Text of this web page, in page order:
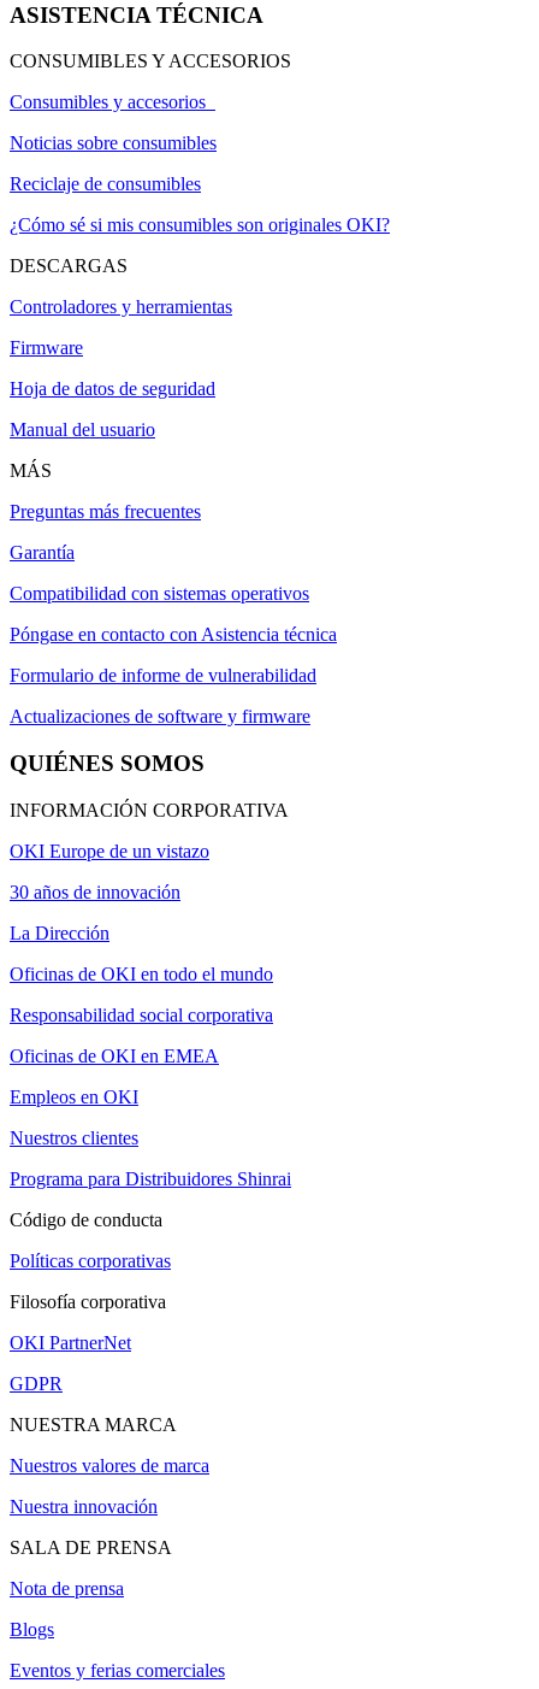
ASISTENCIA TÉCNICA
CONSUMIBLES Y ACCESORIOS
Consumibles y accesorios
Noticias sobre consumibles
Reciclaje de consumibles
¿Cómo sé si mis consumibles son originales OKI?
DESCARGAS
Controladores y herramientas
Firmware
Hoja de datos de seguridad
Manual del usuario
MÁS
Preguntas más frecuentes
Garantía
Compatibilidad con sistemas operativos
Póngase en contacto con Asistencia técnica
Formulario de informe de vulnerabilidad
Actualizaciones de software y firmware
QUIÉNES SOMOS
INFORMACIÓN CORPORATIVA
OKI Europe de un vistazo
30 años de innovación
La Dirección
Oficinas de OKI en todo el mundo
Responsabilidad social corporativa
Oficinas de OKI en EMEA
Empleos en OKI
Nuestros clientes
Programa para Distribuidores Shinrai
Código de conducta
Políticas corporativas
Filosofía corporativa
OKI PartnerNet
GDPR
NUESTRA MARCA
Nuestros valores de marca
Nuestra innovación
SALA DE PRENSA
Nota de prensa
Blogs
Eventos y ferias comerciales